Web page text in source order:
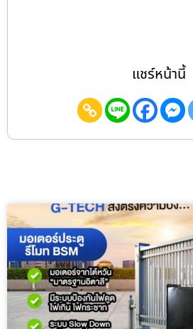
แชร์หน้านี้